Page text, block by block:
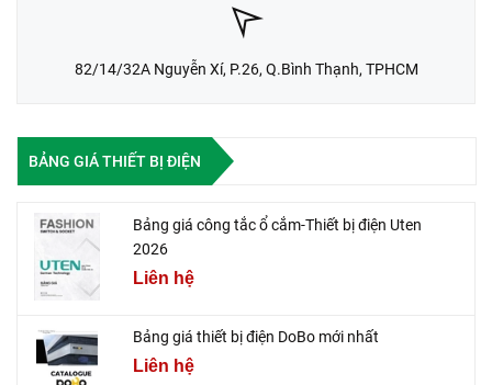
82/14/32A Nguyễn Xí, P.26, Q.Bình Thạnh, TPHCM
BẢNG GIÁ THIẾT BỊ ĐIỆN
Bảng giá công tắc ổ cắm-Thiết bị điện Uten
2026
Liên hệ
Bảng giá thiết bị điện DoBo mới nhất
Liên hệ